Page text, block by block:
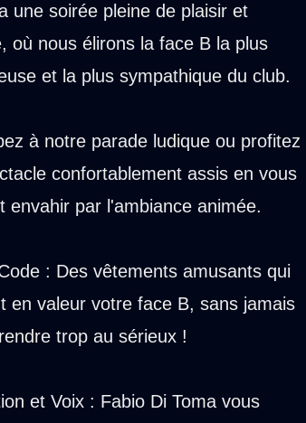
une soirée pleine de plaisir et
où nous élirons la face B la plus
et la plus sympathique du club.
à notre parade ludique ou profitez
confortablement assis en vous
envahir par l'ambiance animée.
: Des vêtements amusants qui
en valeur votre face B, sans jamais
trop au sérieux !
et Voix : Fabio Di Toma vous